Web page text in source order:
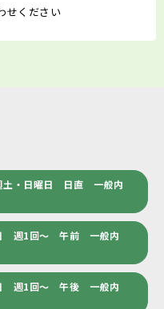
せください
土・日曜日 日直 一般内
日 週1回～ 午前 一般内
日 週1回～ 午後 一般内